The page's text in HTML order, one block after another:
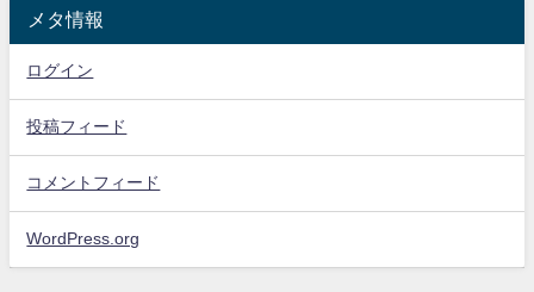
メタ情報
ログイン
投稿フィード
コメントフィード
WordPress.org